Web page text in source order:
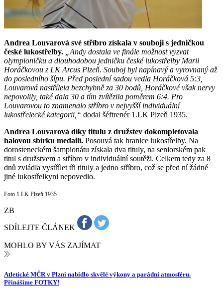
Andrea Louvarová své stříbro získala v souboji s jedničkou
české lukostřelby. „Andy dostala ve finále možnost vyzvat
olympioničku a dlouhodobou jedničku české lukostřelby Marii
Horáčkovou z LK Arcus Plzeň. Souboj byl napínavý a vyrovnaný až
do posledního šípu. Před poslední sadou vedla Horáčková 5:3,
Louvarová nastřílela bezchybně za 30 bodů, Horáčkové však nervy
nepovolily, také dala 30 a tím zvítězila poměrem 6:4. Pro
Louvarovou to znamenalo stříbro v nejvyšší individuální
lukostřelecké kategorii,“ dodal šéftrenér 1.LK Plzeň 1935.
Andrea Louvarová díky titulu z družstev dokompletovala
halovou sbírku medailí. Posouvá tak hranice lukostřelby. Na
dorosteneckém šampionátu získala dva tituly, na seniorském pak
titul s družstvem a stříbro v individuální soutěži. Celkem tedy za 8
dnů zvládla vystřílet tři tituly a jedno stříbro, což se před ní žádné
jiné lukostřelkyni nepovedlo.
Foto 1.LK Plzeň 1935
ZB
SDÍLEJTE ČLÁNEK
MOHLO BY VÁS ZAJÍMAT
Atletické MČR v Plzni nabídlo skvělé výkony a parádní atmosféru.
Přinášíme FOTKY!